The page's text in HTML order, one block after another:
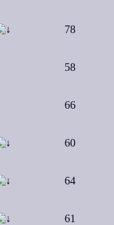
78
58
66
60
64
61